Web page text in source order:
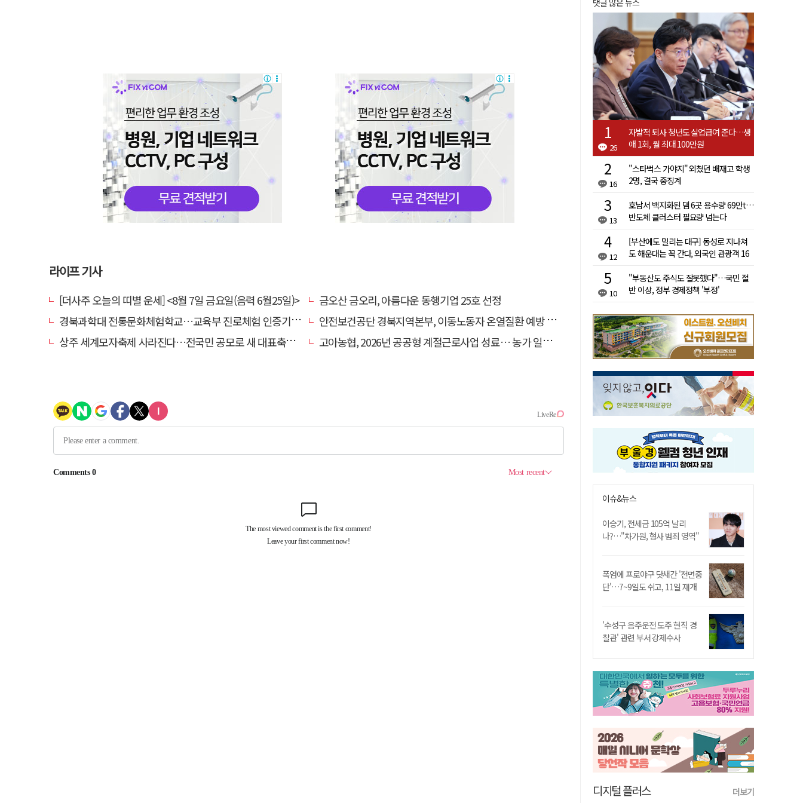
라이프 기사
[더사주 오늘의 띠별 운세] <8월 7일 금요일(음력 6월25일)>
금오산 금오리, 아름다운 동행기업 25호 선정
경북과학대 전통문화체험학교…교육부 진로체험 인증기관 선정
안전보건공단 경북지역본부, 이동노동자 온열질환 예방 캠페인
상주 세계모자축제 사라진다…전국민 공모로 새 대표축제 발굴 나서
고아농협, 2026년 공공형 계절근로사업 성료… 농가 일손 부족 해소 '효자'
댓글 많은 뉴스
26
자발적 퇴사 청년도 실업급여 준다…생
애 1회, 월 최대 100만원
16
"스타벅스 가야지" 외쳤던 배재고 학생
2명, 결국 중징계
13
호남서 백지화된 댐 6곳 용수량 69만t…
반도체 클러스터 필요량 넘는다
12
[부산에도 밀리는 대구] 동성로 지나쳐
도 해운대는 꼭 간다, 외국인 관광객 16
10
"부동산도 주식도 잘못했다"…국민 절
반 이상, 정부 경제정책 '부정'
이슈&뉴스
이승기, 전세금 105억 날리
나?…"차가원, 형사 범죄 영역"
폭염에 프로야구 닷새간 '전면중
단'…7~9일도 쉬고, 11일 재개
'수성구 음주운전 도주 현직 경
찰관' 관련 부서 강제수사
디지털 플러스 더보기